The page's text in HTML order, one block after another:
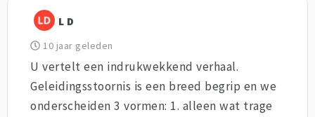
L D
10 jaar geleden
U vertelt een indrukwekkend verhaal.
Geleidingsstoornis is een breed begrip en we
onderscheiden 3 vormen: 1. alleen wat trage